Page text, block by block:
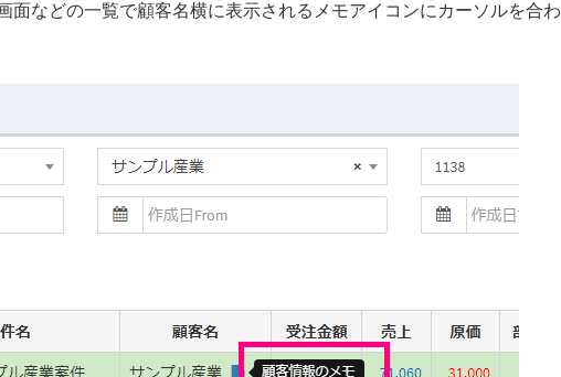
面などの一覧で顧客名横に表示されるメモアイコンにカーソルを合わ